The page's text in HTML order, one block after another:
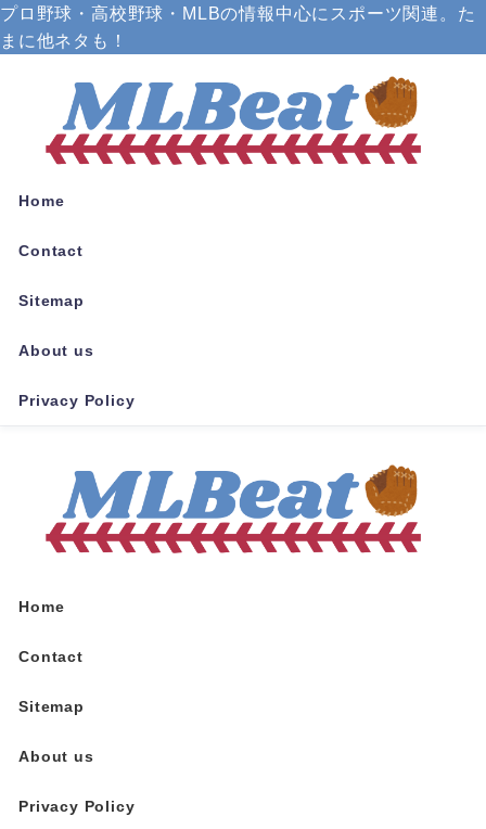
プロ野球・高校野球・MLBの情報中心にスポーツ関連。た
まに他ネタも！
Home
Contact
Sitemap
About us
Privacy Policy
Home
Contact
Sitemap
About us
Privacy Policy